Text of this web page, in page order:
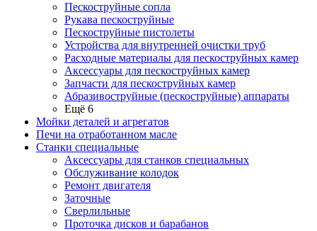
Пескоструйные сопла
Рукава пескоструйные
Пескоструйные пистолеты
Устройства для внутренней очистки труб
Расходные материалы для пескоструйных камер
Аксессуары для пескоструйных камер
Запчасти для пескоструйных камер
Абразивоструйные (пескоструйные) аппараты
Ещё 6
Мойки деталей и агрегатов
Печи на отработанном масле
Станки специальные
Аксессуары для станков специальных
Обслуживание колодок
Ремонт двигателя
Заточные
Сверлильные
Проточка дисков и барабанов